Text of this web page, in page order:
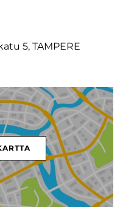
5, TAMPERE